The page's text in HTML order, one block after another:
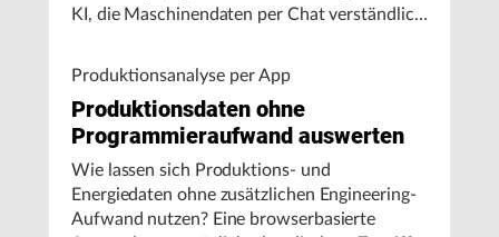
KI, die Maschinendaten per Chat verständlich
Produktionsanalyse per App
Produktionsdaten ohne
Programmieraufwand auswerten
Wie lassen sich Produktions- und
Energiedaten ohne zusätzlichen Engineering-
Aufwand nutzen? Eine browserbasierte